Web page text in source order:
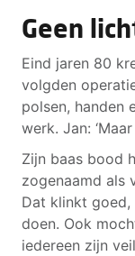
Geen
Eind jaren 80
volgden
polsen, handen
werk. Jan:
Zijn baas bood
zogenaamd als
Dat klinkt
doen. Ook
iedereen zijn